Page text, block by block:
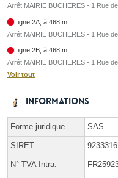
Arrêt MAIRIE BUCHERES - 1 Rue
Ligne 2A, à 468 m
Arrêt MAIRIE BUCHERES - 1 Rue
Ligne 2B, à 468 m
Arrêt MAIRIE BUCHERES - 1 Rue
Voir tout
Informations
Forme juridique SAS
SIRET
N° TVA Intra.